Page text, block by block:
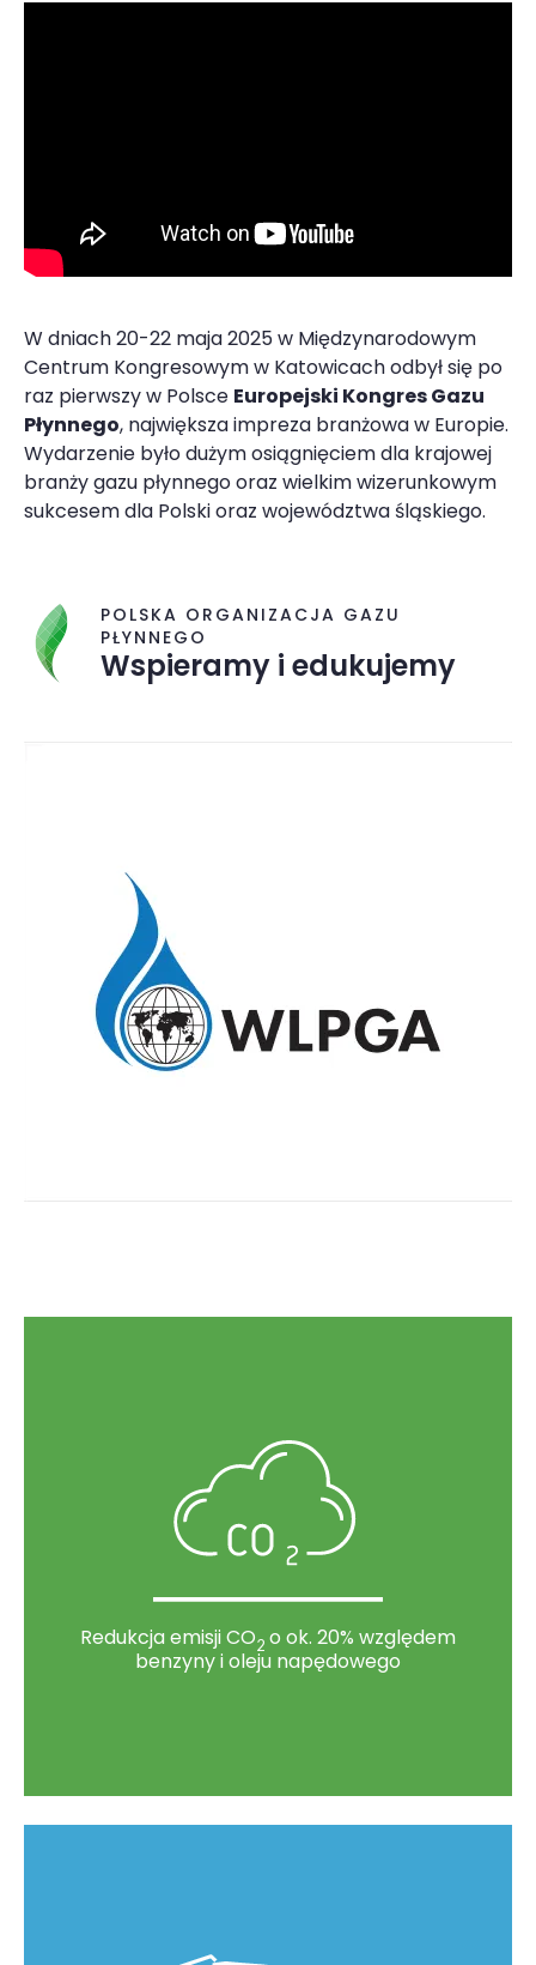
W dniach 20-22 maja 2025 w Międzynarodowym
Centrum Kongresowym w Katowicach odbył się po
raz pierwszy w Polsce Europejski Kongres Gazu
Płynnego, największa impreza branżowa w Europie.
Wydarzenie było dużym osiągnięciem dla krajowej
branży gazu płynnego oraz wielkim wizerunkowym
sukcesem dla Polski oraz województwa śląskiego.
POLSKA ORGANIZACJA GAZU
PŁYNNEGO
Wspieramy i edukujemy
Redukcja emisji CO2 o ok. 20% względem
benzyny i oleju napędowego